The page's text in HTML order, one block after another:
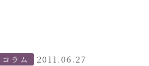
コラム 2011.06.27